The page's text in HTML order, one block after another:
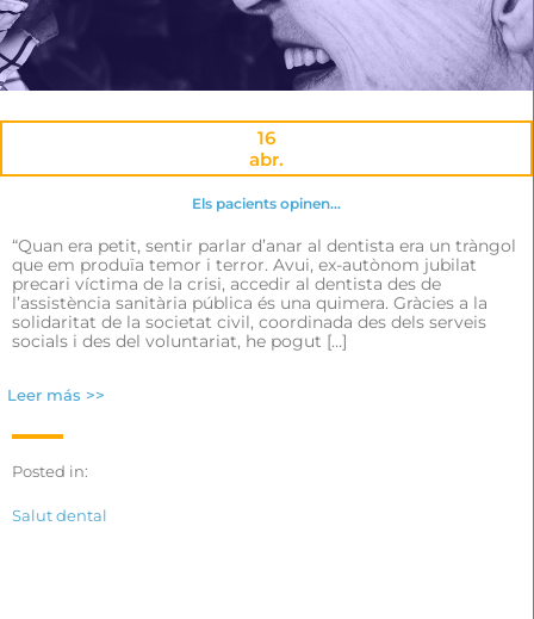
16
abr.
Els pacients opinen…
“Quan era petit, sentir parlar d’anar al dentista era un tràngol
que em produïa temor i terror. Avui, ex-autònom jubilat
precari víctima de la crisi, accedir al dentista des de
l’assistència sanitària pública és una quimera. Gràcies a la
solidaritat de la societat civil, coordinada des dels serveis
socials i des del voluntariat, he pogut […]
Leer más >>
Posted in:
Salut dental